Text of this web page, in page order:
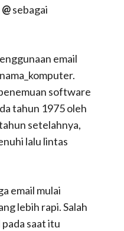
@sebagai
email
software
tahun 1975 oleh
setelahnya,
lalu lintas
email mulai
lebih rapi. Salah
saat itu